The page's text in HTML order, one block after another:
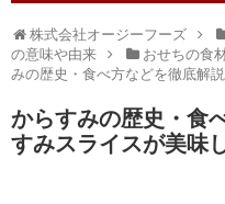
株式会社オージーフーズ
の意味や由来
おせちの食
みの歴史・食べ方などを徹底解
からすみの歴史・食
すみスライスが美味